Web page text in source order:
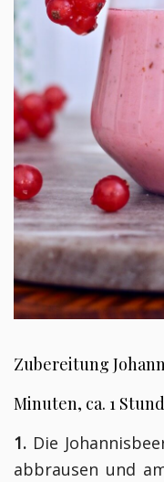
Zubereitung
Minuten, ca. 1
1. Die
abbrausen und